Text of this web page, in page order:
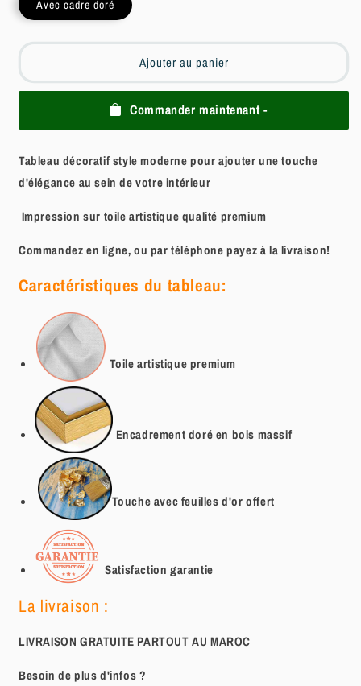
Avec cadre doré
Ajouter au panier
Commander maintenant -
Tableau décoratif style moderne pour ajouter une touche
d'élégance au sein de votre intérieur
Impression sur toile artistique qualité premium
Commandez en ligne, ou par téléphone payez à la livraison!
Caractéristiques du tableau:
Toile artistiquepremium
Encadrement doré en bois massif
Touche avec feuilles d'or offert
Satisfaction garantie
La livraison :
LIVRAISON GRATUITE PARTOUT AU MAROC
Besoin de plus d'infos ?